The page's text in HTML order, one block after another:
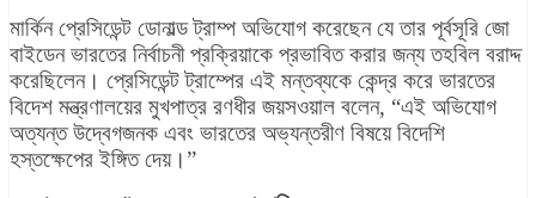
মার্কিন প্রেসিডেন্ট ডোনাল্ড ট্রাম্প অভিযোগ করেছেন যে তার পূর্বসূরি জো
বাইডেন ভারতের নির্বাচনী প্রক্রিয়াকে প্রভাবিত করার জন্য তহবিল বরাদ্দ
করেছিলেন। প্রেসিডেন্ট ট্রাম্পের এই মন্তব্যকে কেন্দ্র করে ভারতের
বিদেশ মন্ত্রণালয়ের মুখপাত্র রণধীর জয়সওয়াল বলেন, “এই অভিযোগ
অত্যন্ত উদ্বেগজনক এবং ভারতের অভ্যন্তরীণ বিষয়ে বিদেশি
হস্তক্ষেপের ইঙ্গিত দেয়।”